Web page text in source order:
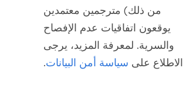
من ذلك) مترجمين معتمدين
يوقعون اتفاقيات عدم الإفصاح
والسرية. لمعرفة المزيد، يرجى
الاطلاع على سياسة أمن البيانات.